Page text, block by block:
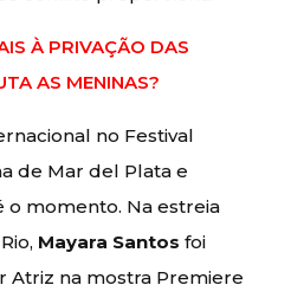
À PRIVAÇÃO DAS
AS MENINAS?
no Festival
de Mar del Plata e
o momento. Na estreia
Mayara Santos foi
Atriz na mostra Premiere